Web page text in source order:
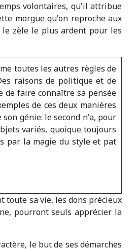
volontaires, qu'il attribue
morgue qu'on reproche aux
le zèle le plus ardent pour les
toutes les autres règles de
raisons de politique et de
faire connaître sa pensée
de ces deux manières
génie: le second n'a, pour
variés, quoique toujours
par la magie du style et pat
toute sa vie, les dons précieux
pourront seuls apprécier la
le but de ses démarches